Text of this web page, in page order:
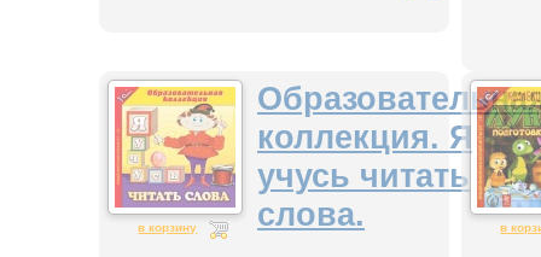
в корзину
коллекция. Я
учусь читать
слова.
в